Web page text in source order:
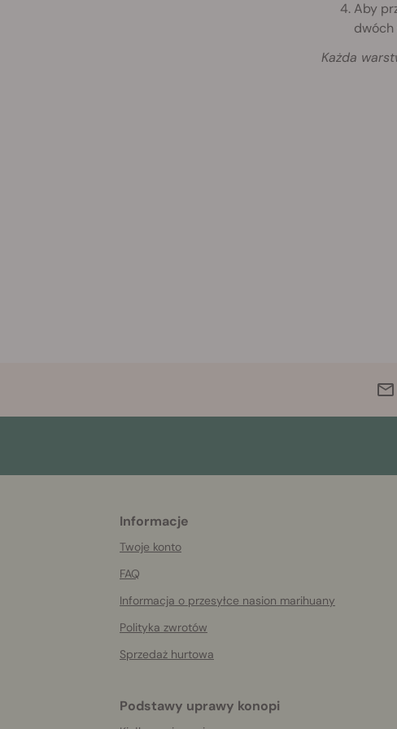
Aby
dwóch
Każda
Informacje
Twoje konto
FAQ
Informacja o przesyłce nasion marihuany
Polityka zwrotów
Sprzedaż hurtowa
Podstawy uprawy konopi